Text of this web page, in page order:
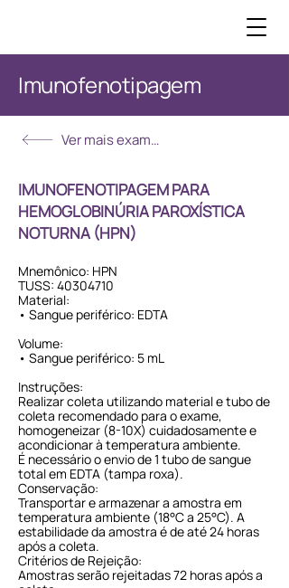
Imunofenotipagem
Ver mais exames
IMUNOFENOTIPAGEM PARA
HEMOGLOBINÚRIA PAROXÍSTICA
NOTURNA (HPN)
Mnemônico: HPN
TUSS: 40304710
Material:
• Sangue periférico: EDTA
Volume:
• Sangue periférico: 5 mL
Instruções:
Realizar coleta utilizando material e tubo de
coleta recomendado para o exame,
homogeneizar (8-10X) cuidadosamente e
acondicionar à temperatura ambiente.
É necessário o envio de 1 tubo de sangue
total em EDTA (tampa roxa).
Conservação:
Transportar e armazenar a amostra em
temperatura ambiente (18°C a 25°C). A
estabilidade da amostra é de até 24 horas
após a coleta.
Critérios de Rejeição:
Amostras serão rejeitadas 72 horas após a